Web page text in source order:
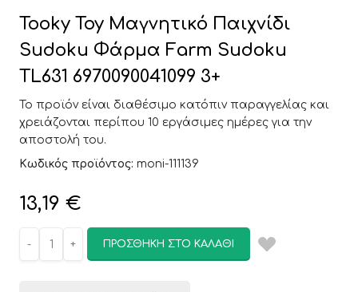
Tooky Toy Μαγνητικό Παιχνίδι
Sudoku Φάρμα Farm Sudoku
TL631 6970090041099 3+
Το προϊόν είναι διαθέσιμο κατόπιν παραγγελίας και
χρειάζονται περίπου 10 εργάσιμες ημέρες για την
αποστολή του.
Κωδικός προϊόντος: moni-111139
13,19 €
ΠΡΟΣΘΉΚΗ ΣΤΟ ΚΑΛΆΘΙ